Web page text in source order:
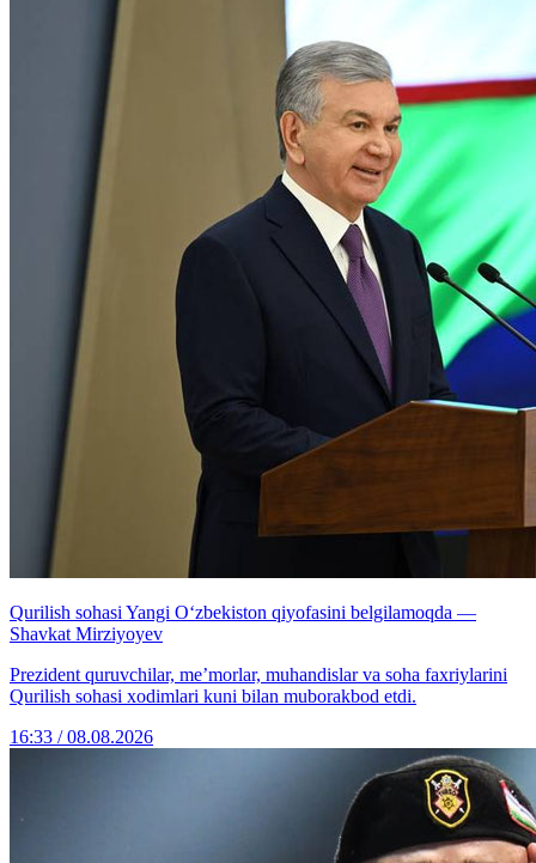
Qurilish sohasi Yangi O‘zbekiston qiyofasini belgilamoqda —
Shavkat Mirziyoyev
Prezident quruvchilar, me’morlar, muhandislar va soha faxriylarini
Qurilish sohasi xodimlari kuni bilan muborakbod etdi.
16:33 / 08.08.2026